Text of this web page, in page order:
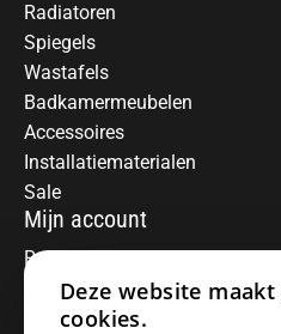
Radiatoren
Spiegels
Wastafels
Badkamermeubelen
Accessoires
Installatiematerialen
Sale
Mijn account
Registreren
Mijn bestellingen
Informatie
Deze website
cookies.